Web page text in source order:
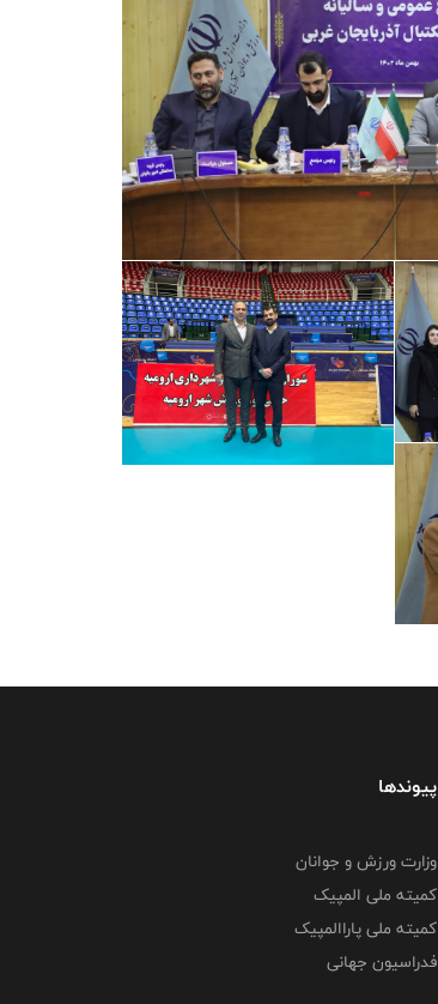
پیوندها
وزارت ورزش و جوانان
کمیته ملی المپیک
کمیته ملی پاراالمپیک
فدراسیون جهانی